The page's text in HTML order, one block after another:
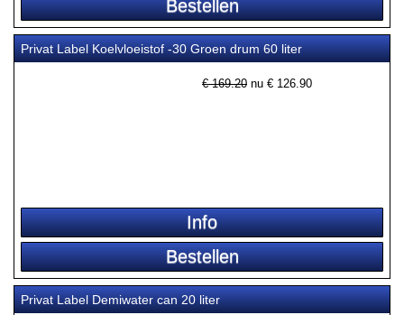
Privat Label Koelvloeistof -30 Groen drum 60 liter
€ 169.20 nu € 126.90
Privat Label Demiwater can 20 liter